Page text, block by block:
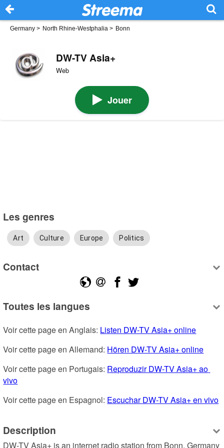
Germany > North Rhine-Westphalia > Bonn
DW-TV Asia+
Web
Jouer
Les genres
Art Culture Europe Politics
Contact
Toutes les langues
Voir cette page en Anglais: Listen DW-TV Asia+ online
Voir cette page en Allemand: Hören DW-TV Asia+ online
Voir cette page en Portugais: Reproduzir DW-TV Asia+ ao
vivo
Voir cette page en Espagnol: Escuchar DW-TV Asia+ en vivo
Description
DW-TV Asia+ is an internet radio station from Bonn, Germany